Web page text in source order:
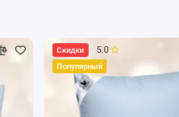
Скидки
Популярный
5.0